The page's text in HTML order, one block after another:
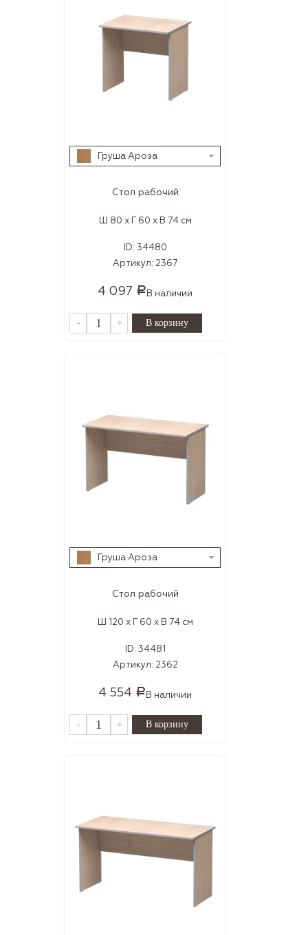
Груша Ароза
Стол рабочий
Ш 80 x Г 60 x В 74 см
ID: 34480
Артикул: 2367
4 097 Р В наличии
- +
Груша Ароза
Стол рабочий
Ш 120 x Г 60 x В 74 см
ID: 34481
Артикул: 2362
4 554 Р В наличии
- +